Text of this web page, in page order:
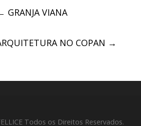
GRANJA VIANA
NO COPAN →
Todos os Direitos Reservados.